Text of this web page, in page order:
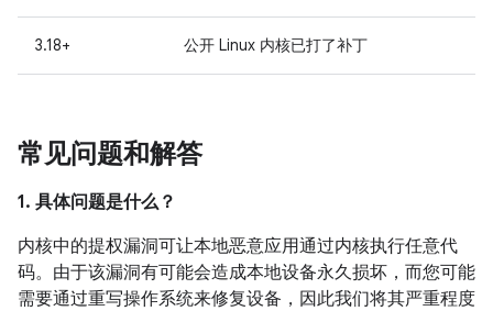
3.18+ 公开 Linux 内核已打了补丁
常见问题和解答
1. 具体问题是什么？
内核中的提权漏洞可让本地恶意应用通过内核执行任意代
码。由于该漏洞有可能会造成本地设备永久损坏，而您可能
需要通过重写操作系统来修复设备，因此我们将其严重程度